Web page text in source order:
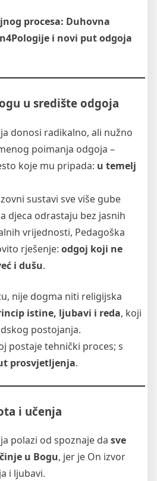
procesa: Duhovna
i novi put odgoja
u središte odgoja
donosi radikalno, ali nužno
poimanja odgoja –
koje mu pripada: u temelj
sustavi sve više gube
djeca odrastaju bez jasnih
vrijednosti, Pedagoška
rješenje: odgoj koji ne
i dušu.
nije dogma niti religijska
istine, ljubavi i reda, koji
postojanja.
postaje tehnički proces; s
prosvjetljenja.
i učenja
polazi od spoznaje da sve
u Bogu, jer je On izvor
i ljubavi.